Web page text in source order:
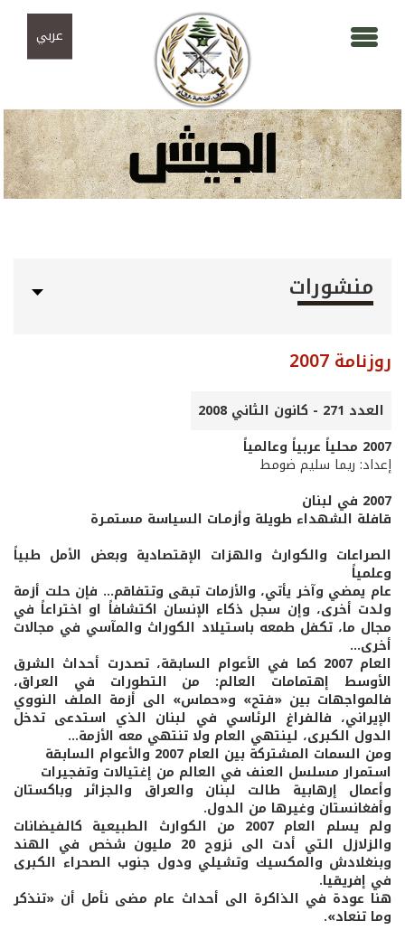
عربي
منشورات
روزنامة 2007
العدد 271 - كانون الثاني 2008
2007 محلياً عربياً وعالمياً
إعداد: ريما سليم ضومط
2007 في لبنان
قافلة الشهداء طويلة وأزمـات السياسة مستمـرة
الصراعات والكوارث والهزات الإقتصادية وبعض الأمل طبياً
وعلمياً
عام يمضي وآخر يأتي، والأزمات تبقى وتتفاقم... فإن حلت أزمة
ولدت أخرى، وإن سجل ذكاء الإنسان اكتشافاً او اختراعاً في
مجال ما، تكفل طمعه باستيلاد الكوراث والمآسي في مجالات
أخرى...
العام 2007 كما في الأعوام السابقة، تصدرت أحداث الشرق
الأوسط إهتمامات العالم: من التطورات في العراق،
فالمواجهات بين «فتح» و«حماس» الى أزمة الملف النووي
الإيراني، فالفراغ الرئاسي في لبنان الذي استدعى تدخل
الدول الكبرى، لينتهي العام ولا تنتهي معه الأزمة...
ومن السمات المشتركة بين العام 2007 والأعوام السابقة
استمرار مسلسل العنف في العالم من إغتيالات وتفجيرات
وأعمال إرهابية طالت لبنان والعراق والجزائر وباكستان
وأفغانستان وغيرها من الدول.
ولم يسلم العام 2007 من الكوارث الطبيعية كالفيضانات
والزلازل التي أدت الى نزوح 20 مليون شخص في الهند
وبنغلادش والمكسيك وتشيلي ودول جنوب الصحراء الكبرى
في إفريقيا.
هنا عودة في الذاكرة الى أحداث عام مضى نأمل أن «تنذكر
وما تنعاد».